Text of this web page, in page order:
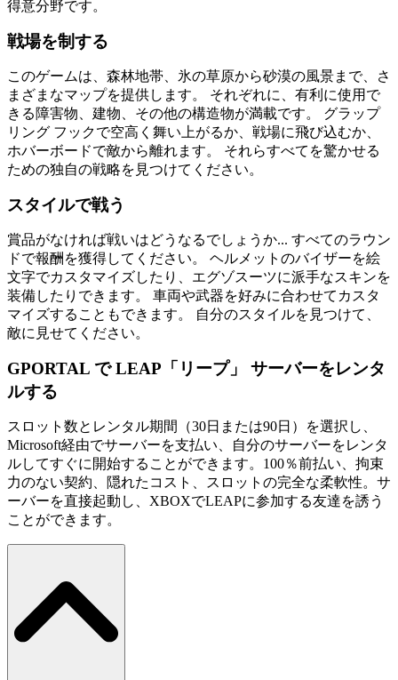
得意分野です。
戦場を制する
このゲームは、森林地帯、氷の草原から砂漠の風景まで、さ
まざまなマップを提供します。 それぞれに、有利に使用で
きる障害物、建物、その他の構造物が満載です。 グラップ
リング フックで空高く舞い上がるか、戦場に飛び込むか、
ホバーボードで敵から離れます。 それらすべてを驚かせる
ための独自の戦略を見つけてください。
スタイルで戦う
賞品がなければ戦いはどうなるでしょうか... すべてのラウン
ドで報酬を獲得してください。 ヘルメットのバイザーを絵
文字でカスタマイズしたり、エグゾスーツに派手なスキンを
装備したりできます。 車両や武器を好みに合わせてカスタ
マイズすることもできます。 自分のスタイルを見つけて、
敵に見せてください。
GPORTAL で LEAP「リープ」 サーバーをレンタ
ルする
スロット数とレンタル期間（30日または90日）を選択し、
Microsoft経由でサーバーを支払い、自分のサーバーをレンタ
ルしてすぐに開始することができます。100％前払い、拘束
力のない契約、隠れたコスト、スロットの完全な柔軟性。サ
ーバーを直接起動し、XBOXでLEAPに参加する友達を誘う
ことができます。